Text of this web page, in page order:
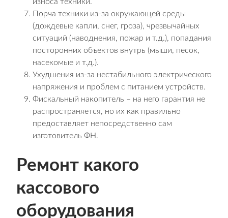
Порча техники из-за окружающей среды
(дождевые капли, снег, гроза), чрезвычайных
ситуаций (наводнения, пожар и т.д.), попадания
посторонних объектов внутрь (мыши, песок,
насекомые и т.д.).
Ухудшения из-за нестабильного электрического
напряжения и проблем с питанием устройств.
Фискальный накопитель – на него гарантия не
распространяется, но их как правильно
предоставляет непосредственно сам
изготовитель ФН.
Ремонт какого
кассового
оборудования